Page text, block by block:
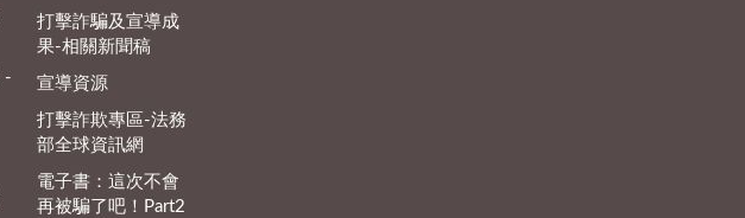
-
打擊詐騙及宣導成
果-相關新聞稿
宣導資源
打擊詐欺專區-法務
部全球資訊網
電子書：這次不會
再被騙了吧！Part2